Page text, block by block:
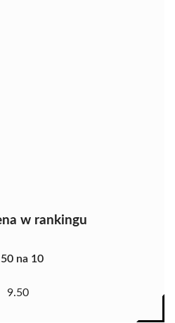
w rankingu
na 10
9.50